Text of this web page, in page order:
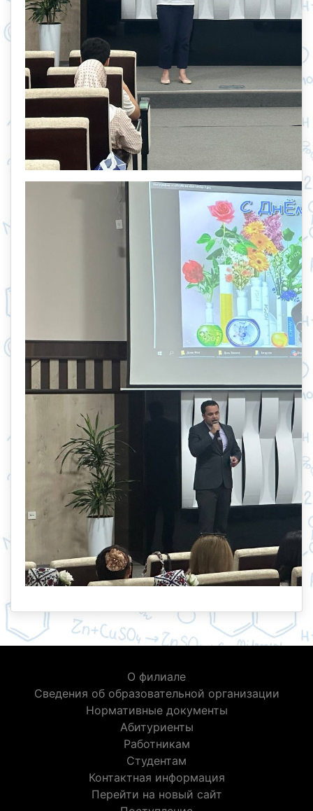
О филиале
Сведения об образовательной организации
Нормативные документы
Абитуриенты
Работникам
Студентам
Контактная информация
Перейти на новый сайт